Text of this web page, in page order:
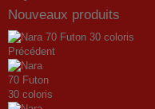
Nouveaux produits
Précédent